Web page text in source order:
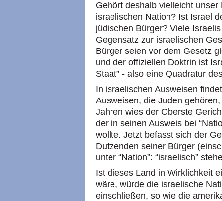
Gehört deshalb vielleicht
israelischen Nation? Ist Israel
jüdischen Bürger? Viele
Gegensatz zur israelischen
Bürger seien vor dem Gesetz
und der offiziellen Doktrin ist
Staat” - also eine Quadratur
In israelischen Ausweisen
Ausweisen, die Juden gehören,
Jahren wies der Oberste
der in seinen Ausweis bei
wollte. Jetzt befasst sich der
Dutzenden seiner Bürger
unter “Nation”: “israelisch”
Ist dieses Land in Wirklichkeit
wäre, würde die israelische
einschließen, so wie die